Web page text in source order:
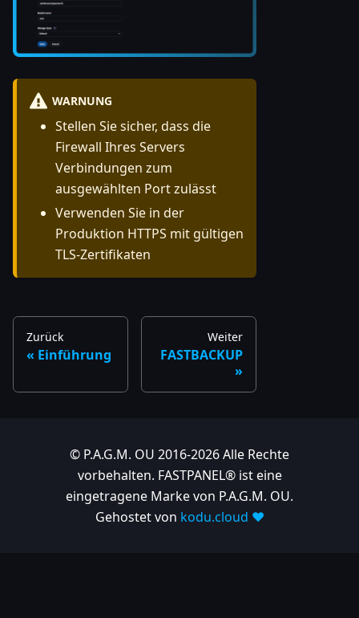
WARNUNG
Stellen Sie sicher, dass die
Firewall Ihres Servers
Verbindungen zum
ausgewählten Port zulässt
Verwenden Sie in der
Produktion HTTPS mit gültigen
TLS-Zertifikaten
Zurück
Einführung
Weiter
FASTBACKUP
© P.A.G.M. OU 2016-2026 Alle Rechte
vorbehalten. FASTPANEL® ist eine
eingetragene Marke von P.A.G.M. OU.
Gehostet von kodu.cloud ❤️